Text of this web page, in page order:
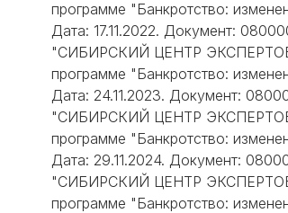
программе "Банкротство:
Дата: 17.11.2022. Документ:
"СИБИРСКИЙ ЦЕНТР
программе "Банкротство:
Дата: 24.11.2023. Документ:
"СИБИРСКИЙ ЦЕНТР
программе "Банкротство:
Дата: 29.11.2024. Документ:
"СИБИРСКИЙ ЦЕНТР
программе "Банкротство: